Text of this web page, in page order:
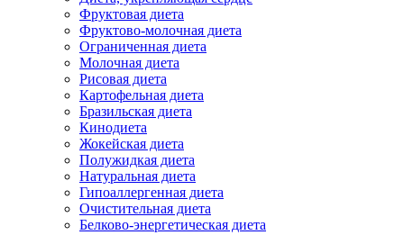
Фруктовая диета
Фруктово-молочная диета
Ограниченная диета
Молочная диета
Рисовая диета
Картофельная диета
Бразильская диета
Кинодиета
Жокейская диета
Полужидкая диета
Натуральная диета
Гипоаллергенная диета
Очистительная диета
Белково-энергетическая диета